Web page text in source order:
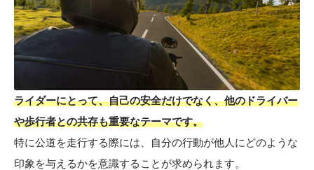
ライダーにとって、自己の安全だけでなく、他のドライバー
や歩行者との共存も重要なテーマです。
特に公道を走行する際には、自分の行動が他人にどのような
印象を与えるかを意識することが求められます。